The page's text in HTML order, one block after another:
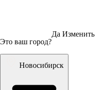
Это ваш город?
Да Изменить
Новосибирск